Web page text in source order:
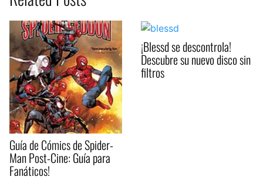
Guía de Cómics de Spider-
Man Post-Cine: Guía para
Fanáticos!
¡Blessd se descontrola!
Descubre su nuevo disco sin
filtros